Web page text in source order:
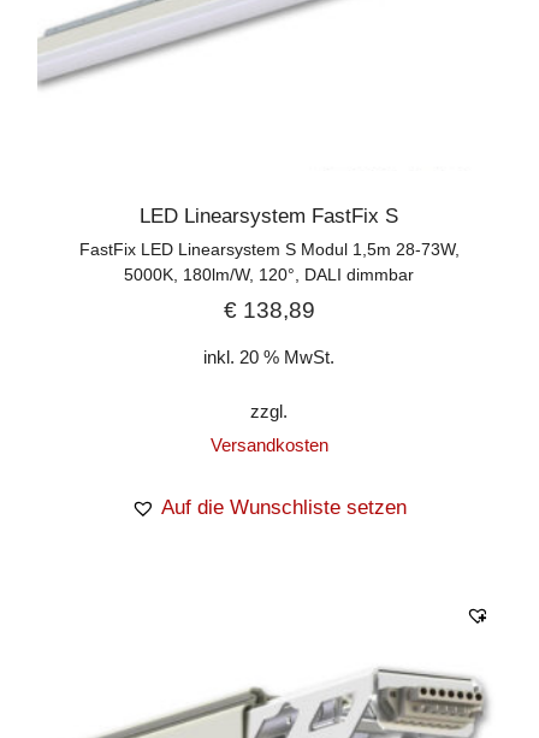
LED Linearsystem FastFix S
FastFix LED Linearsystem S Modul 1,5m 28-73W,
5000K, 180lm/W, 120°, DALI dimmbar
€138,89
inkl. 20 % MwSt.
zzgl.
Versandkosten
Auf die Wunschliste setzen